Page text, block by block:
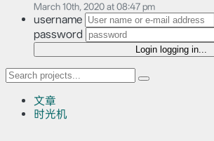
March 10th, 2020 at 08:47 pm
username
password
Login logging in...
文章
时光机